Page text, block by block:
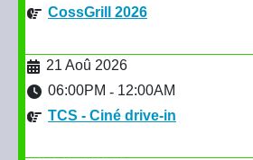
CossGrill 2026
21 Aoû 2026
06:00PM - 12:00AM
TCS - Ciné drive-in